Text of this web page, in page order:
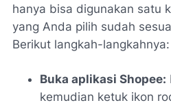
hanya bisa digunakan satu
yang Anda pilih sudah
Berikut langkah-langkahnya:
Buka aplikasi Shopee:
kemudian ketuk ikon